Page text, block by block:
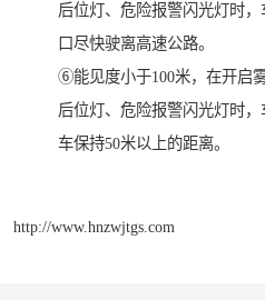
后位灯、危险报警闪光灯时
口尽快驶离高速公路。
⑥能见度小于100米，在开启
后位灯、危险报警闪光灯时
车保持50米以上的距离。
http://www.hnzwjtgs.com